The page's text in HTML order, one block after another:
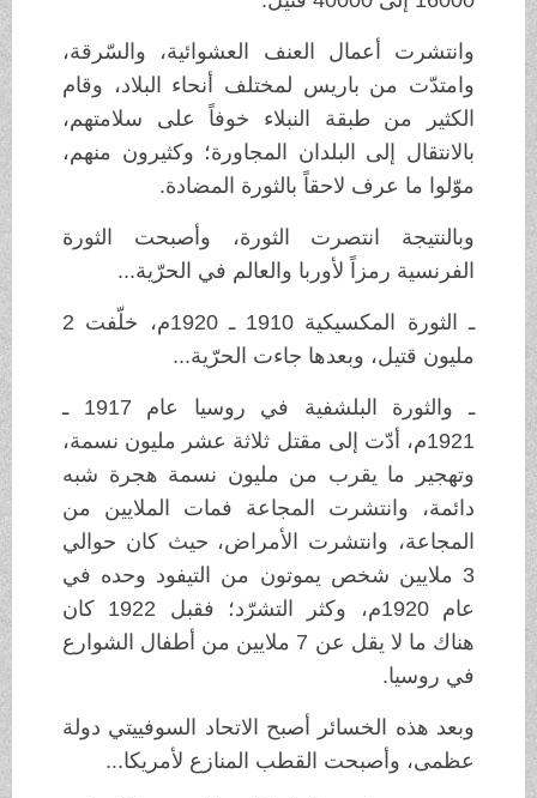
وانتشرت أعمال العنف العشوائية، والسّرقة،
وامتدّت من باريس لمختلف أنحاء البلاد، وقام
الكثير من طبقة النبلاء خوفاً على سلامتهم،
بالانتقال إلى البلدان المجاورة؛ وكثيرون منهم،
موّلوا ما عرف لاحقاً بالثورة المضادة.
وبالنتيجة انتصرت الثورة، وأصبحت الثورة
الفرنسية رمزاً لأوربا والعالم في الحرّية...
ـ الثورة المكسيكية 1910 ـ 1920م، خلّفت 2
مليون قتيل، وبعدها جاءت الحرّية...
ـ والثورة البلشفية في روسيا عام 1917 ـ
1921م، أدّت إلى مقتل ثلاثة عشر مليون نسمة،
وتهجير ما يقرب من مليون نسمة هجرة شبه
دائمة، وانتشرت المجاعة فمات الملايين من
المجاعة، وانتشرت الأمراض، حيث كان حوالي
3 ملايين شخص يموتون من التيفود وحده في
عام 1920م، وكثر التشرّد؛ فقبل 1922 كان
هناك ما لا يقل عن 7 ملايين من أطفال الشوارع
في روسيا.
وبعد هذه الخسائر أصبح الاتحاد السوفييتي دولة
عظمى، وأصبحت القطب المنازع لأمريكا...